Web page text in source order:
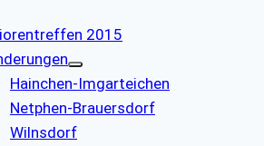
2015
Hainchen-Imgarteichen
Netphen-Brauersdorf
Wilnsdorf